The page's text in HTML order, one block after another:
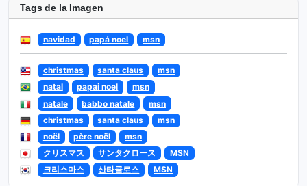
Tags de la Imagen
navidad papá noel msn
christmas santa claus
msn
natal
papai noel
msn
natale
babbo natale
msn
christmas
santa claus
msn
noël
père noël
msn
クリスマス
サンタクロース
MSN
크리스마스
산타클로스 MSN